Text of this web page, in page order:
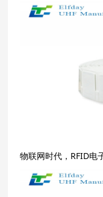
物联网时代，RFID电